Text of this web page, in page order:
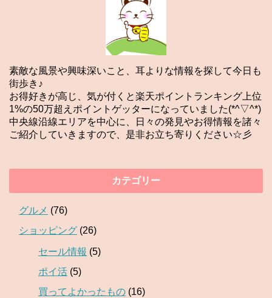
素敵な風景や興味深いこと、耳よりな情報を探して今日も
街歩き♪
お得好きが高じ、気が付くと楽天ポイントランキング上位
1%の50万超えポイントゲッターになっていました(*^▽^*)
中央線沿線エリアを中心に、日々の発見やお得情報を諸々
ご紹介していきますので、是非お立ち寄りください☆彡
カテゴリー
グルメ (76)
ショッピング (26)
セール情報 (5)
ポイ活 (5)
買ってよかったもの (16)